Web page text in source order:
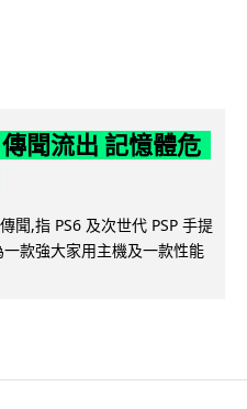
聞流出 記憶體危
聞,指 PS6 及次世代 PSP 手提
款強大家用主機及一款性能